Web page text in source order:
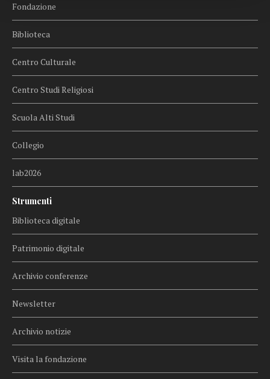
Fondazione
Biblioteca
Centro Culturale
Centro Studi Religiosi
Scuola Alti Studi
Collegio
lab2026
Strumenti
Biblioteca digitale
Patrimonio digitale
Archivio conferenze
Newsletter
Archivio notizie
Visita la fondazione